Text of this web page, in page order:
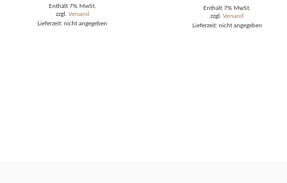
Enthält 7% MwSt.
zzgl. Versand
Lieferzeit: nicht angegeben
Enthält 7% MwSt.
zzgl.Versand
Lieferzeit: nicht angegeben